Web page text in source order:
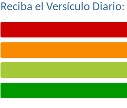
Reciba el Versículo Diario: